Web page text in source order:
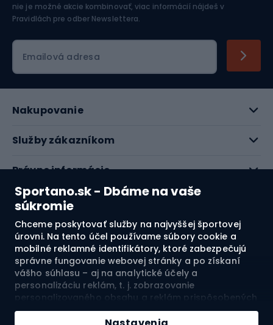
Sportano.sk - Dbáme na vaše
súkromie
Chceme poskytovať služby na najvyššej športovej
úrovni. Na tento účel používame súbory cookie a
mobilné reklamné identifikátory, ktoré zabezpečujú
správne fungovanie webovej stránky a po získaní
vášho súhlasu – aj na analytické účely a
personalizáciu reklám, t. j. zobrazovanie
personalizovaného obsahu a reklám prispôsobených
vašim záujmom a meranie ich účinnosti. Súbory
cookie a mobilné reklamné identifikátory môžu byť
Pridať do košíka
nie je možné akcie kombinovať, viac informácií nájdeš v
Pravidlách pre odber Newslettera.
Emailová adresa
Nakupovanie
Služby zákazníkom
Právne informácie
O nás
Pozrite si naše recenzie
4.7